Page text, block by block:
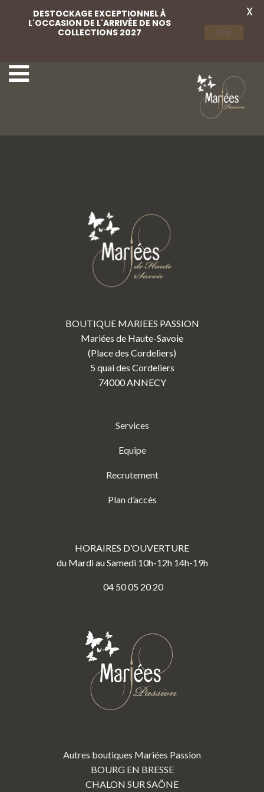
BOUTIQUE MARIEES PASSION
Mariées de Haute-Savoie
(Place des Cordeliers)
5 quai des Cordeliers
74000 ANNECY
Services
Equipe
Recrutement
Plan d’accès
HORAIRES D’OUVERTURE
du Mardi au Samedi 10h-12h 14h-19h
04 50 05 20 20
Autres boutiques Mariées Passion
BOURG EN BRESSE
CHALON SUR SAÔNE
DESTOCKAGE EXCEPTIONNEL À
L'OCCASION DE L'ARRIVÉE DE NOS
COLLECTIONS 2027
Voir
X